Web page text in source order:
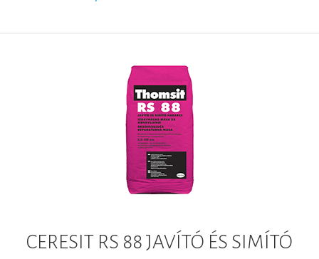
CERESIT RS 88 JAVÍTÓ ÉS SIMÍTÓ